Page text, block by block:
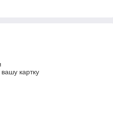
картку